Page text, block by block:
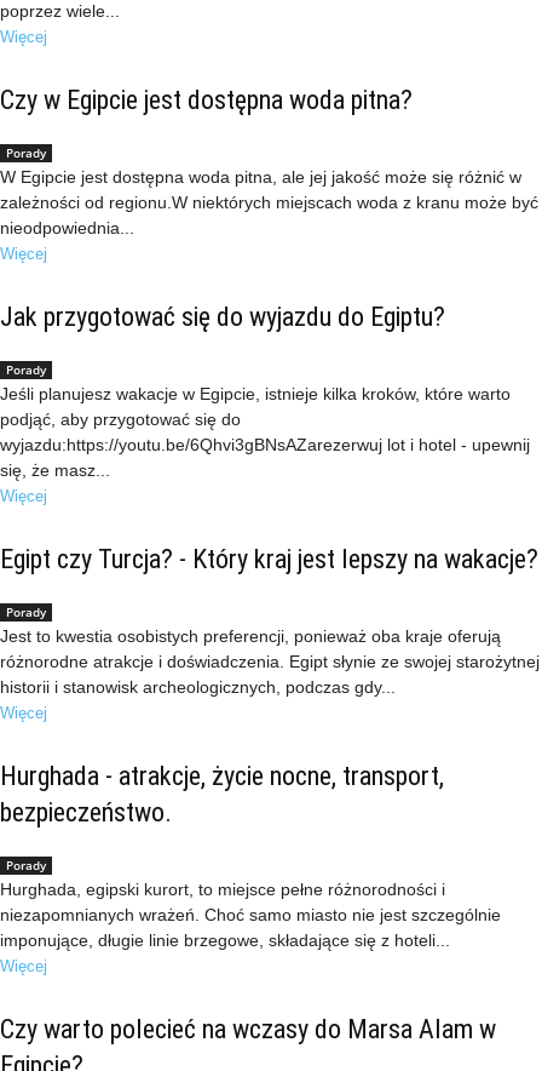
poprzez wiele...
Więcej
Czy w Egipcie jest dostępna woda pitna?
Porady
W Egipcie jest dostępna woda pitna, ale jej jakość może się różnić w
zależności od regionu.W niektórych miejscach woda z kranu może być
nieodpowiednia...
Więcej
Jak przygotować się do wyjazdu do Egiptu?
Porady
Jeśli planujesz wakacje w Egipcie, istnieje kilka kroków, które warto
podjąć, aby przygotować się do
wyjazdu:https://youtu.be/6Qhvi3gBNsAZarezerwuj lot i hotel - upewnij
się, że masz...
Więcej
Egipt czy Turcja? - Który kraj jest lepszy na wakacje?
Porady
Jest to kwestia osobistych preferencji, ponieważ oba kraje oferują
różnorodne atrakcje i doświadczenia. Egipt słynie ze swojej starożytnej
historii i stanowisk archeologicznych, podczas gdy...
Więcej
Hurghada - atrakcje, życie nocne, transport,
bezpieczeństwo.
Porady
Hurghada, egipski kurort, to miejsce pełne różnorodności i
niezapomnianych wrażeń. Choć samo miasto nie jest szczególnie
imponujące, długie linie brzegowe, składające się z hoteli...
Więcej
Czy warto polecieć na wczasy do Marsa Alam w